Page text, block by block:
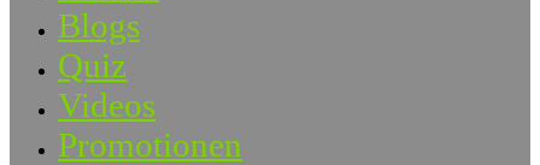
Blogs
Quiz
Videos
Promotionen